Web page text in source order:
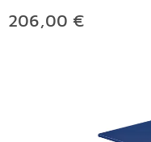
206,00 €